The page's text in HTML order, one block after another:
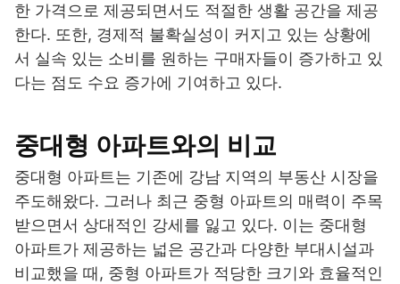
한 가격으로 제공되면서도 적절한 생활 공간을 제공
한다. 또한, 경제적 불확실성이 커지고 있는 상황에
서 실속 있는 소비를 원하는 구매자들이 증가하고 있
다는 점도 수요 증가에 기여하고 있다.
중대형 아파트와의 비교
중대형 아파트는 기존에 강남 지역의 부동산 시장을
주도해왔다. 그러나 최근 중형 아파트의 매력이 주목
받으면서 상대적인 강세를 잃고 있다. 이는 중대형
아파트가 제공하는 넓은 공간과 다양한 부대시설과
비교했을 때, 중형 아파트가 적당한 크기와 효율적인